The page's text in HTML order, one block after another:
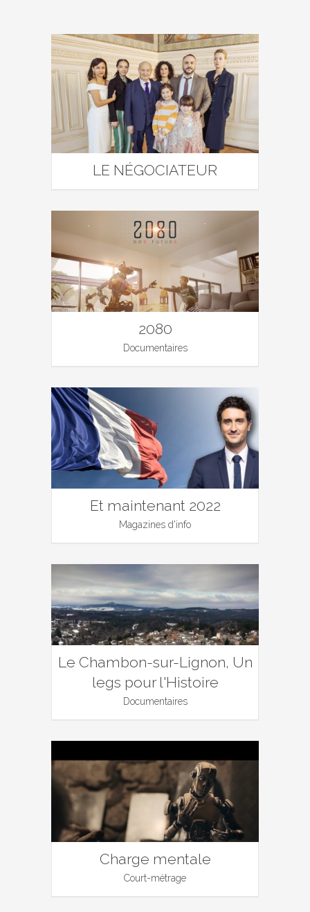
LE NÉGOCIATEUR
2080
Documentaires
Et maintenant 2022
Magazines d'info
Le Chambon-sur-Lignon, Un
legs pour l'Histoire
Documentaires
Charge mentale
Court-métrage